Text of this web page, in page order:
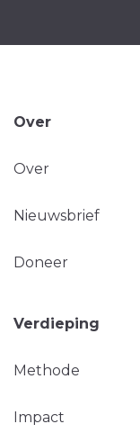
Over
Over
Nieuwsbrief
Doneer
Verdieping
Methode
Impact